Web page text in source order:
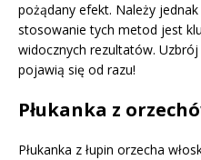
pożądany efekt. Należy
stosowanie tych metod jest
widocznych rezultatów.
pojawią się od razu!
Płukanka z
Płukanka z łupin orzecha